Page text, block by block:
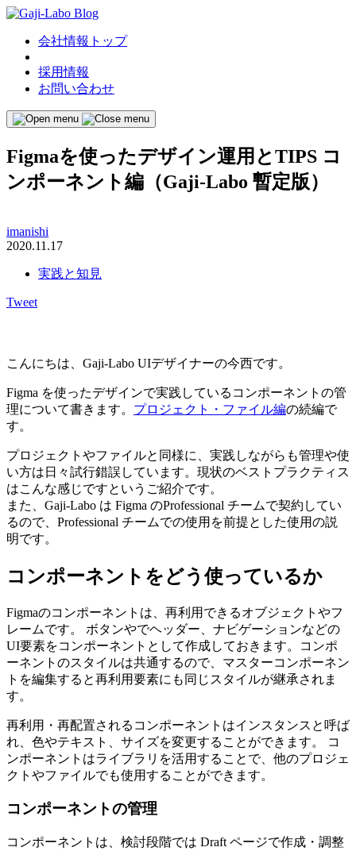
会社情報トップ
採用情報
お問い合わせ
Figmaを使ったデザイン運用とTIPS コ
ンポーネント編（Gaji-Labo 暫定版）
imanishi
2020.11.17
実践と知見
Tweet
こんにちは、Gaji-Labo UIデザイナーの今西です。
Figma を使ったデザインで実践しているコンポーネントの管
理について書きます。 プロジェクト・ファイル編の続編で
す。
プロジェクトやファイルと同様に、実践しながらも管理や使
い方は日々試行錯誤しています。現状のベストプラクティス
はこんな感じですというご紹介です。
また、Gaji-Labo は Figma のProfessional チームで契約してい
るので、Professional チームでの使用を前提とした使用の説
明です。
コンポーネントをどう使っているか
Figmaのコンポーネントは、再利用できるオブジェクトやフ
レームです。 ボタンやでヘッダー、ナビゲーションなどの
UI要素をコンポーネントとして作成しておきます。コンポ
ーネントのスタイルは共通するので、マスターコンポーネン
トを編集すると再利用要素にも同じスタイルが継承されま
す。
再利用・再配置されるコンポーネントはインスタンスと呼ば
れ、色やテキスト、サイズを変更することができます。 コ
ンポーネントはライブラリを活用することで、他のプロジェ
クトやファイルでも使用することができます。
コンポーネントの管理
コンポーネントは、検討段階では Draft ページで作成・調整